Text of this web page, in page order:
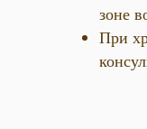
зоне
При